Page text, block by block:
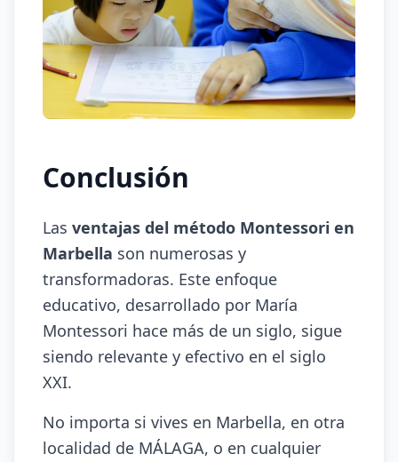
Conclusión
Las ventajas del método Montessori en
Marbella son numerosas y
transformadoras. Este enfoque
educativo, desarrollado por María
Montessori hace más de un siglo, sigue
siendo relevante y efectivo en el siglo
XXI.
No importa si vives en Marbella, en otra
localidad de MÁLAGA, o en cualquier